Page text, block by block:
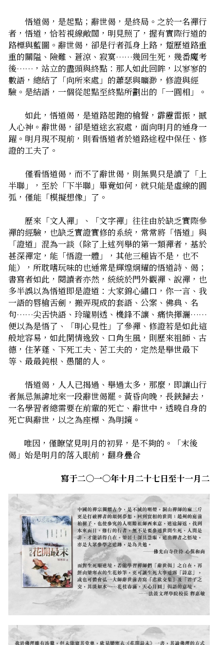
悟道偈，是起點；辭世偈，是終局。之於一名禪行
者，悟道，恰若視線敞闊，明見照了，握有實際行道的
路標與藍圖。辭世偈，卻是行者孤身上路，踅歷道路重
重的關隘、險難、蒼涼、寂寞……幾回生死，幾番魔考
後……，站立的盡頭與終點：那人如此回眸，以寥寥的
數語，總結了「向所來處」的蕭瑟與曠渺，修證與經
驗。是結語，一個從起點至終點所劃出的「一圓相」。
如此，悟道偈，是道路起跑的槍聲，霹靂雷振，撼
人心神。辭世偈，卻是道途玄寂處，面向明月的通身一
躍。明月現不現前，則看悟道者於道路途程中保任、修
證的工夫了。
僅看悟道偈，而不了辭世偈，則無異只是讀了「上
半聯」，至於「下半聯」畢竟如何，就只能是虛線的圓
弧，僅能「模擬想像」了。
歷來「文人禪」、「文字禪」往往由於缺乏實際參
禪的經驗，也缺乏實證實修的系統，常常將「悟道」與
「證道」混為一談（除了上述列舉的第一類禪者，基於
甚深禪定，能「悟證一體」，其他三種皆不是，也不
能），所耽嗜玩味的也通常是輝煌炯耀的悟道詩、偈；
書寫者如此，閱讀者亦然，統統於門外觀禪、說禪，也
多半誤以為悟道即是證道：大家錦心繡口，你一言、我
一語的唇槍舌劍，搬弄現成的套語、公案、佛典、名
句……尖舌快語、玲瓏剔透、機鋒不讓、痛快揮灑……
便以為是悟了、「明心見性」了――參禪、修證若是如此這
般地容易，如此閑情逸致、口角生風，則歷來祖師、古
德，住茅蓬、下死工夫、苦工夫的，定然是舉世最下
等、最最鈍根、愚闇的人。
悟道偈，人人已揭過、舉過太多，那麼，即讓山行
者無忌無諱地來一段辭世偈罷。黃昏向晚，長鋏歸去，
一名學習者總需要在前輩的死亡、辭世中，透曉自身的
死亡與辭世，以之為座標、為明鏡。
偈」始是明月的落入眼前，翻身疊合――
――寫于二〇一〇年十月二十七日至十一月二